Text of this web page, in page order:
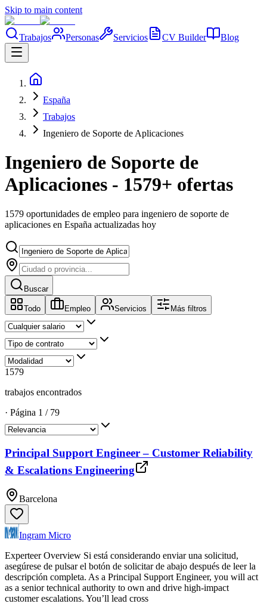
Skip to main content
Trabajos Personas Servicios CV Builder Blog
España
Trabajos
Ingeniero de Soporte de Aplicaciones
Ingeniero de Soporte de
Aplicaciones - 1579+ ofertas
1579 oportunidades de empleo para ingeniero de soporte de
aplicaciones en España actualizadas hoy
Buscar
Todo Empleo Servicios Más filtros
1579
trabajos encontrados
· Página 1 / 79
Principal Support Engineer – Customer Reliability
& Escalations Engineering
Barcelona
Ingram Micro
Experteer Overview Si está considerando enviar una solicitud,
asegúrese de pulsar el botón de solicitar de abajo después de leer la
descripción completa. As a Principal Support Engineer, you will act
as a senior technical authority to own and drive high-impact
customer escalations. You’ll lead cross